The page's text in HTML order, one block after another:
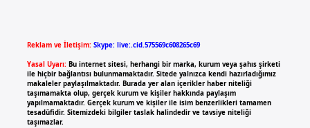
Reklam ve İletişim: Skype: live:.cid.575569c608265c69
Yasal Uyarı: Bu internet sitesi, herhangi bir marka, kurum veya şahıs şirketi
ile hiçbir bağlantısı bulunmamaktadır. Sitede yalnızca kendi hazırladığımız
makaleler paylaşılmaktadır. Burada yer alan içerikler haber niteliği
taşımamakta olup, gerçek kurum ve kişiler hakkında paylaşım
yapılmamaktadır. Gerçek kurum ve kişiler ile isim benzerlikleri tamamen
tesadüfidir. Sitemizdeki bilgiler taslak halindedir ve tavsiye niteliği
taşımazlar.